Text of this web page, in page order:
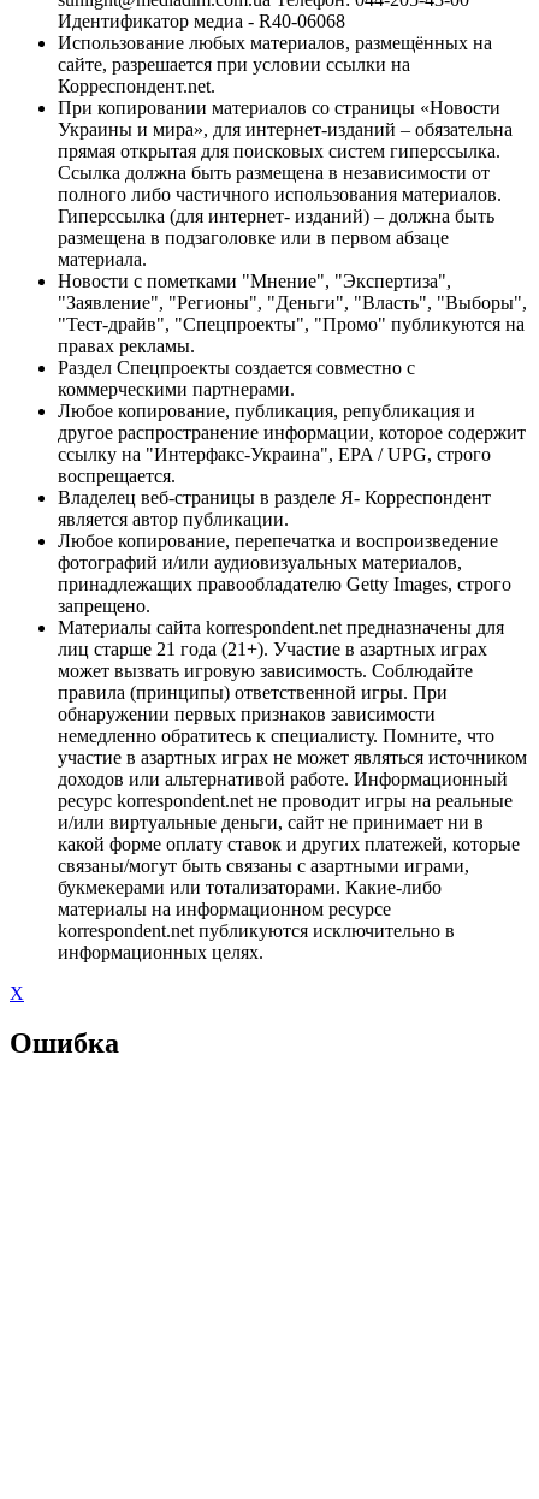
Идентификатор медиа - R40-06068
Использование любых материалов, размещённых на
сайте, разрешается при условии ссылки на
Корреспондент.net.
При копировании материалов со страницы «Новости
Украины и мира», для интернет-изданий – обязательна
прямая открытая для поисковых систем гиперссылка.
Ссылка должна быть размещена в независимости от
полного либо частичного использования материалов.
Гиперссылка (для интернет- изданий) – должна быть
размещена в подзаголовке или в первом абзаце
материала.
Новости с пометками "Мнение", "Экспертиза",
"Заявление", "Регионы", "Деньги", "Власть", "Выборы",
"Тест-драйв", "Спецпроекты", "Промо" публикуются на
правах рекламы.
Раздел Спецпроекты создается совместно с
коммерческими партнерами.
Любое копирование, публикация, републикация и
другое распространение информации, которое содержит
ссылку на "Интерфакс-Украина", EPA / UPG, строго
воспрещается.
Владелец веб-страницы в разделе Я- Корреспондент
является автор публикации.
Любое копирование, перепечатка и воспроизведение
фотографий и/или аудиовизуальных материалов,
принадлежащих правообладателю Getty Images, строго
запрещено.
Материалы сайта korrespondent.net предназначены для
лиц старше 21 года (21+). Участие в азартных играх
может вызвать игровую зависимость. Соблюдайте
правила (принципы) ответственной игры. При
обнаружении первых признаков зависимости
немедленно обратитесь к специалисту. Помните, что
участие в азартных играх не может являться источником
доходов или альтернативой работе. Информационный
ресурс korrespondent.net не проводит игры на реальные
и/или виртуальные деньги, сайт не принимает ни в
какой форме оплату ставок и других платежей, которые
связаны/могут быть связаны с азартными играми,
букмекерами или тотализаторами. Какие-либо
материалы на информационном ресурсе
korrespondent.net публикуются исключительно в
информационных целях.
X
Ошибка